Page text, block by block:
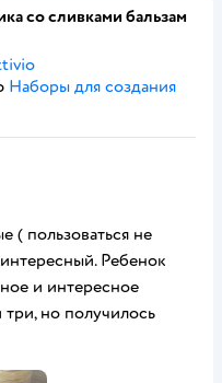
со сливками бальзам
Наборы для создания
( пользоваться не
Ребенок
и интересное
три, но получилось